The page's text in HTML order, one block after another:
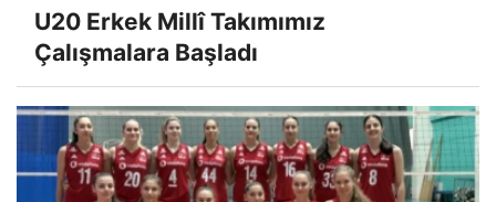
U20 Erkek Millî Takımımız
Çalışmalara Başladı